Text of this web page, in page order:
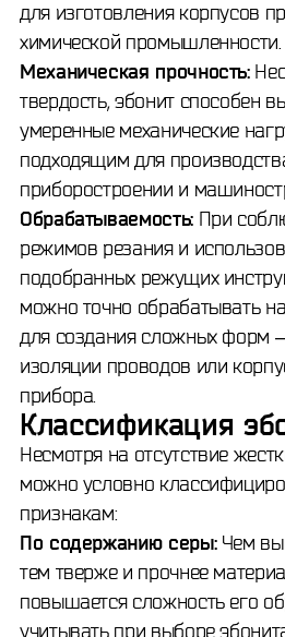
для изготовления корпусов
химической промышленности.
Механическая прочность:
твердость, эбонит способен
умеренные механические
подходящим для
приборостроении и
Обрабатываемость:При
режимов резания и
подобранных режущих
можно точно обрабатывать
для создания сложных форм –
изоляции проводов или
прибора.
Классификация
Несмотря на отсутствие
можно условно
признакам:
По содержанию серы:Чем
тем тверже и прочнее
повышается сложность его
учитывать при выборе